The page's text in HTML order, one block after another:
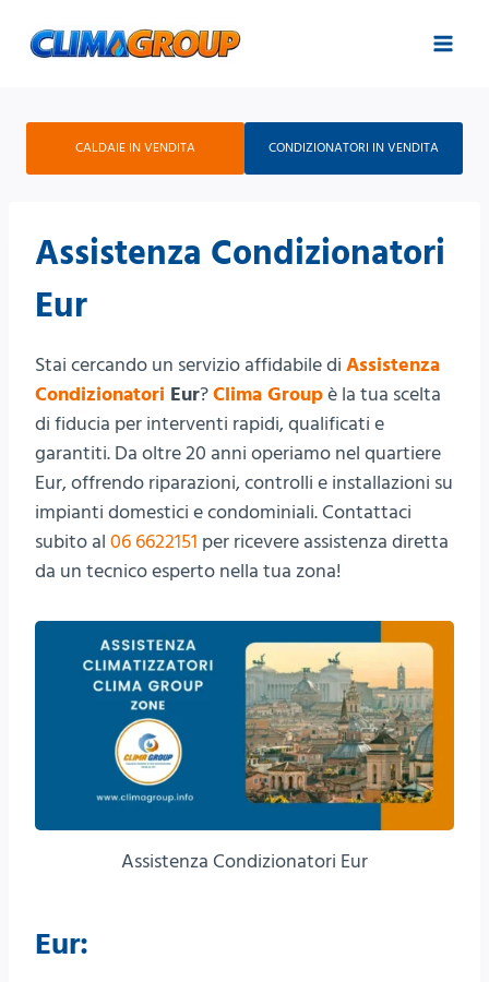
CALDAIE IN VENDITA CONDIZIONATORI IN VENDITA
Assistenza Condizionatori
Eur
Stai cercando un servizio affidabile di Assistenza
Condizionatori Eur?Clima Groupè la tua scelta
di fiducia per interventi rapidi, qualificati e
garantiti. Da oltre 20 anni operiamo nel quartiere
Eur, offrendo riparazioni, controlli e installazioni su
impianti domestici e condominiali. Contattaci
subito al 06 6622151 per ricevere assistenza diretta
da un tecnico esperto nella tua zona!
Assistenza Condizionatori Eur
Eur: